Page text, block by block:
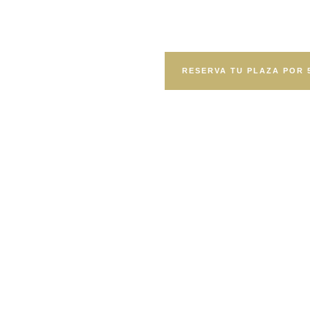
RESERVA TU PLAZA POR